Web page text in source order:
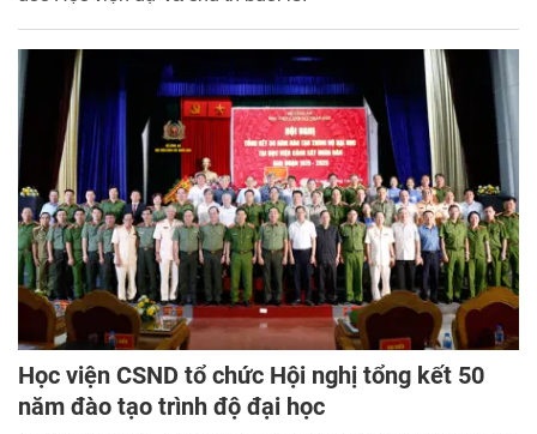
Học viện CSND tổ chức Hội nghị tổng kết 50
năm đào tạo trình độ đại học